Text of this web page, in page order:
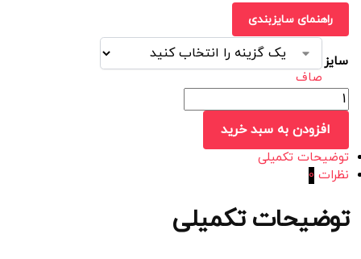
راهنمای سایزبندی
سایز
صاف
افزودن به سبد خرید
توضیحات تکمیلی
نظرات 0
توضیحات تکمیلی